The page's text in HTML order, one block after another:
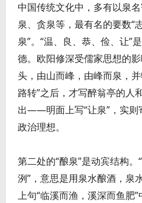
中国传统文化中，多有以泉
泉、贪泉等，最有名的要数“
泉”。“温、良、恭、俭、让”
德。欧阳修深受儒家思想的
头，由山而峰，由峰而泉，
路转”之后，才写醉翁亭的人
出——明面上写“让泉”，实则
政治理想。
第二处的“酿泉”是动宾结构
洌”，意思是用泉水酿酒，泉
上句“临溪而渔，溪深而鱼肥